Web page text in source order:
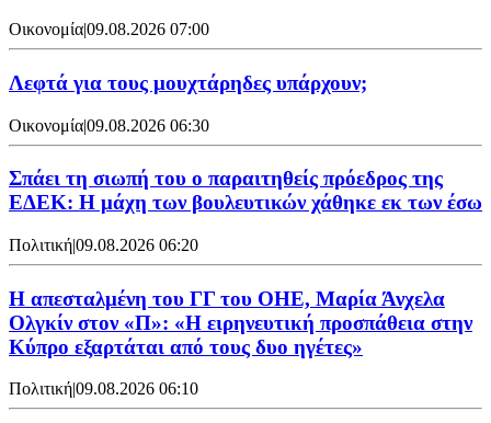
Οικονομία|09.08.2026 07:00
Λεφτά για τους μουχτάρηδες υπάρχουν;
Οικονομία|09.08.2026 06:30
Σπάει τη σιωπή του ο παραιτηθείς πρόεδρος της
ΕΔΕΚ: Η μάχη των βουλευτικών χάθηκε εκ των έσω
Πολιτική|09.08.2026 06:20
Η απεσταλμένη του ΓΓ του ΟΗΕ, Μαρία Άνχελα
Ολγκίν στον «Π»: «Η ειρηνευτική προσπάθεια στην
Κύπρο εξαρτάται από τους δυο ηγέτες»
Πολιτική|09.08.2026 06:10